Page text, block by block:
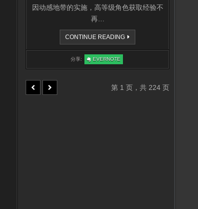
因动感地带的实施，高等级角色获取经验不
再…
CONTINUE READING等
级
奖
分享: EVERNOTE:
等
级
改
第 1 页，共 224 页